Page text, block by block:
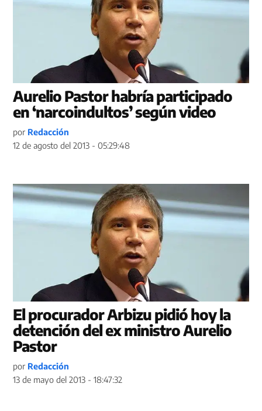
Aurelio Pastor habría participado
en ‘narcoindultos’ según video
por Redacción
12 de agosto del 2013 - 05:29:48
El procurador Arbizu pidió hoy la
detención del ex ministro Aurelio
Pastor
por Redacción
13 de mayo del 2013 - 18:47:32